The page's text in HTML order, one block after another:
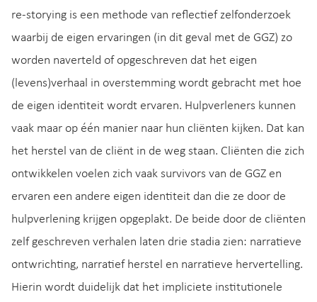
re-storying is een methode van reflectief zelfonderzoek
waarbij de eigen ervaringen (in dit geval met de GGZ) zo
worden naverteld of opgeschreven dat het eigen
(levens)verhaal in overstemming wordt gebracht met hoe
de eigen identiteit wordt ervaren. Hulpverleners kunnen
vaak maar op één manier naar hun cliënten kijken. Dat kan
het herstel van de cliënt in de weg staan. Cliënten die zich
ontwikkelen voelen zich vaak survivors van de GGZ en
ervaren een andere eigen identiteit dan die ze door de
hulpverlening krijgen opgeplakt. De beide door de cliënten
zelf geschreven verhalen laten drie stadia zien: narratieve
ontwrichting, narratief herstel en narratieve hervertelling.
Hierin wordt duidelijk dat het impliciete institutionele